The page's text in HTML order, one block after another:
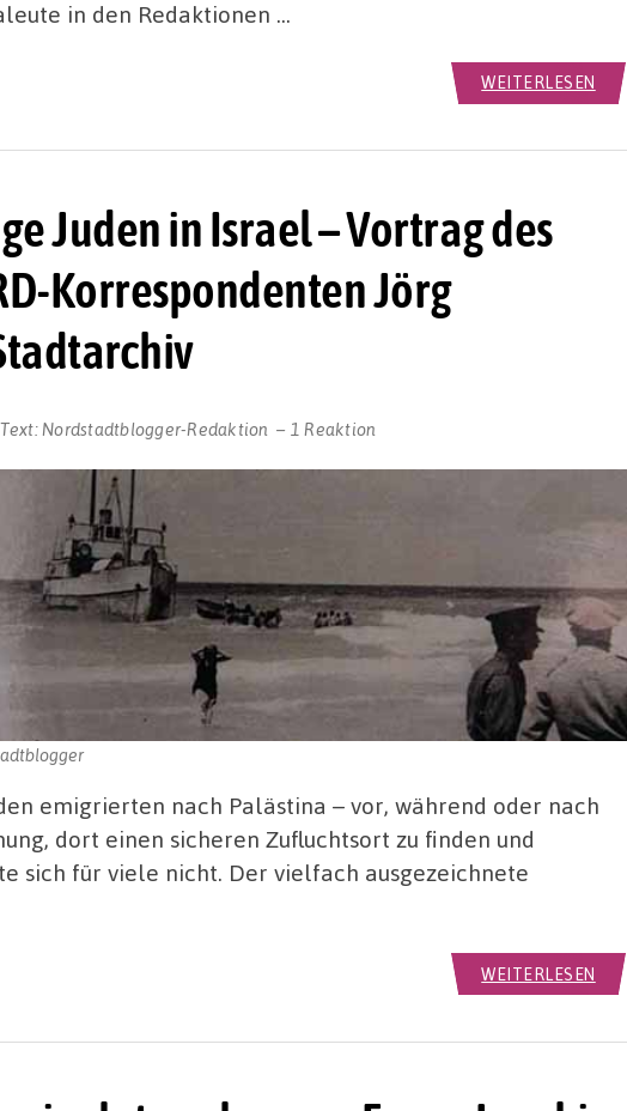
in den Redaktionen …
WEITERLESEN
Juden in Israel – Vortrag des
Korrespondenten Jörg
Text: Nordstadtblogger-Redaktion 1 Reaktion
emigrierten nach Palästina – vor, während oder nach
dort einen sicheren Zufluchtsort zu finden und
sich für viele nicht. Der vielfach ausgezeichnete
WEITERLESEN